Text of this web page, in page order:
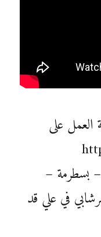
العمل على
– بسطرمة –
في علي قد